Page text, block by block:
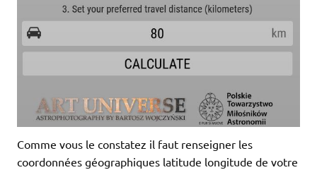
Comme vous le constatez il faut renseigner les
coordonnées géographiques latitude longitude de votre